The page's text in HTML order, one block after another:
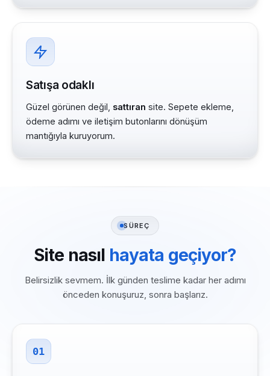
Satışa odaklı
Güzel görünen değil, sattıran site. Sepete ekleme,
ödeme adımı ve iletişim butonlarını dönüşüm
mantığıyla kuruyorum.
SÜREÇ
Site nasıl hayata geçiyor?
Belirsizlik sevmem. İlk günden teslime kadar her adımı
önceden konuşuruz, sonra başlarız.
01